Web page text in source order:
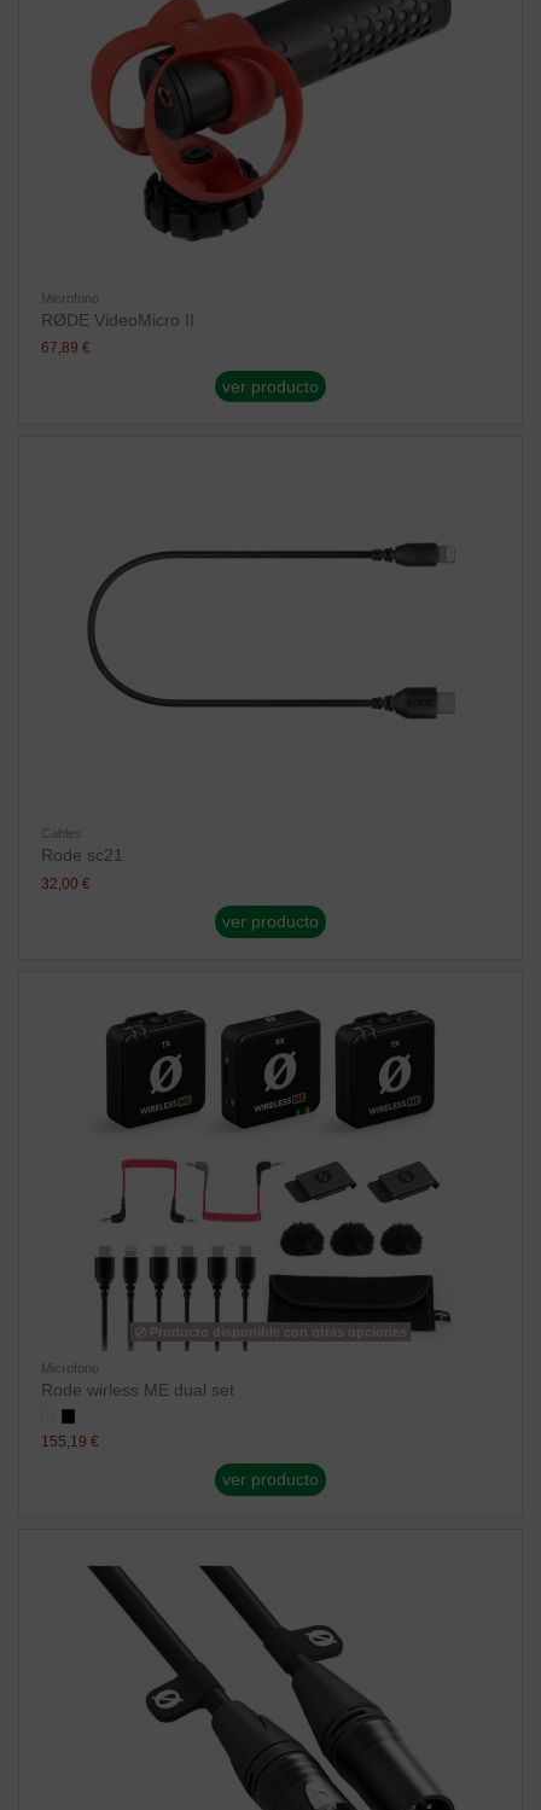
Microfono
RØDE VideoMicro II
67,89 €
ver producto
Cables
Rode sc21
32,00 €
ver producto
Producto disponible con otras opciones
Microfono
Rode wirless ME dual set
155,19 €
ver producto